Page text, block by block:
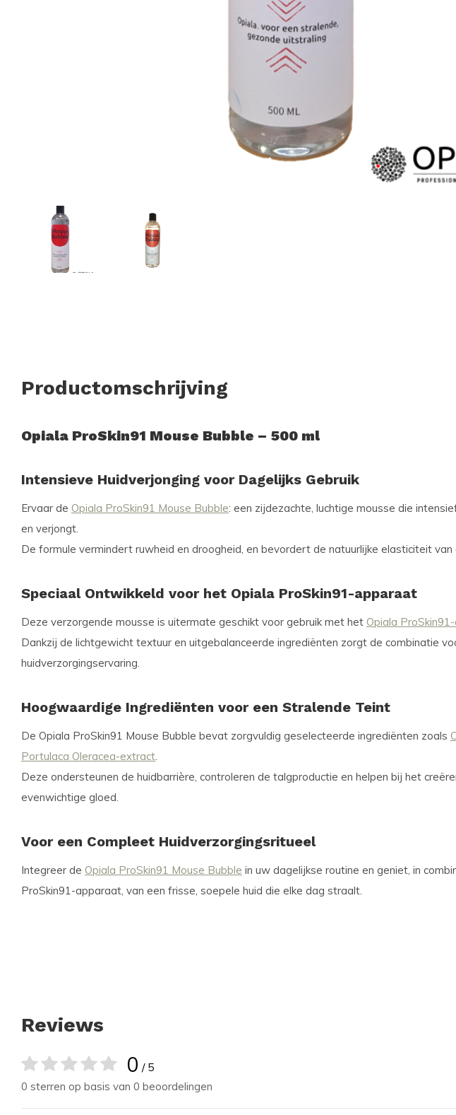
Productomschrijving
Opiala ProSkin91 Mouse Bubble – 500 ml
Intensieve Huidverjonging voor Dagelijks Gebruik
Ervaar de Opiala ProSkin91 Mouse Bubble: een zijdezachte, luchtige mousse die
en verjongt.
De formule vermindert ruwheid en droogheid, en bevordert de natuurlijke elasticiteit van
Speciaal Ontwikkeld voor het Opiala ProSkin91-apparaat
Deze verzorgende mousse is uitermate geschikt voor gebruik met het Opiala
Dankzij de lichtgewicht textuur en uitgebalanceerde ingrediënten zorgt de combinatie
huidverzorgingservaring.
Hoogwaardige Ingrediënten voor een Stralende Teint
De Opiala ProSkin91 Mouse Bubble bevat zorgvuldig geselecteerde ingrediënten zoals
Portulaca Oleracea-extract.
Deze ondersteunen de huidbarrière, controleren de talgproductie en helpen bij het
evenwichtige gloed.
Voor een Compleet Huidverzorgingsritueel
Integreer de Opiala ProSkin91 Mouse Bubble in uw dagelijkse routine en geniet, in
ProSkin91-apparaat, van een frisse, soepele huid die elke dag straalt.
Reviews
0 / 5
0 sterren op basis van 0 beoordelingen